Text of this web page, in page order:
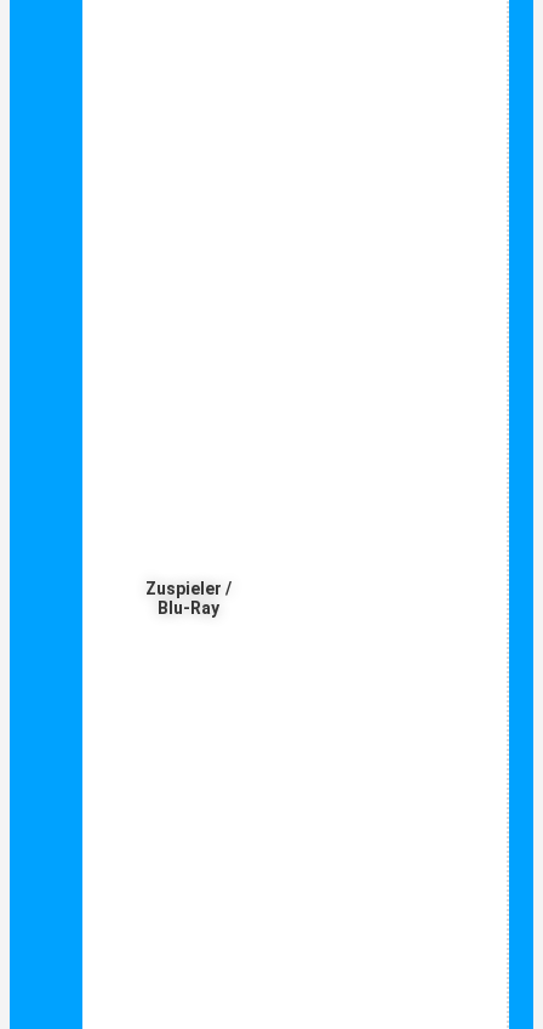
Zuspieler /
Blu-Ray